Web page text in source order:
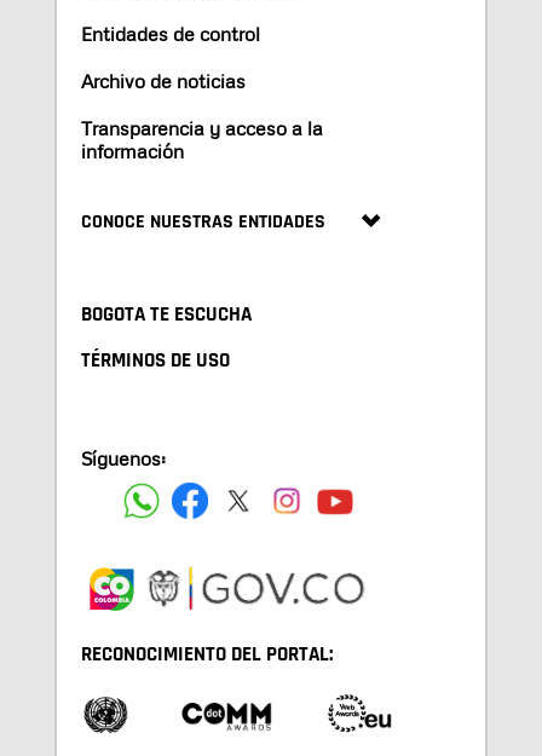
Entidades de control
Archivo de noticias
Transparencia y acceso a la
información
CONOCE NUESTRAS ENTIDADES
BOGOTA TE ESCUCHA
TÉRMINOS DE USO
Síguenos:
RECONOCIMIENTO DEL PORTAL: